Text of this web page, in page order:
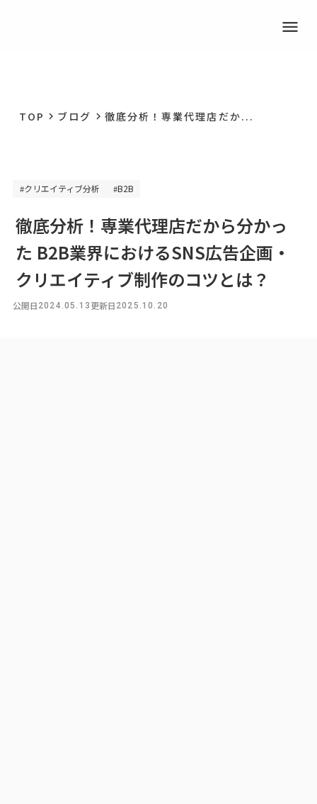
menu
TOP keyboard_arrow_right ブログ keyboard_arrow_right 徹底分析！専業代理店だか...
#クリエイティブ分析 #B2B
徹底分析！専業代理店だから分かっ
た B2B業界におけるSNS広告企画・
クリエイティブ制作のコツとは？
公開日 2024.05.13 更新日 2025.10.20